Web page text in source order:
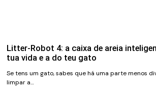
Litter-Robot 4: a caixa de areia
tua vida e a do teu gato
Se tens um gato, sabes que há uma parte menos
limpar a…